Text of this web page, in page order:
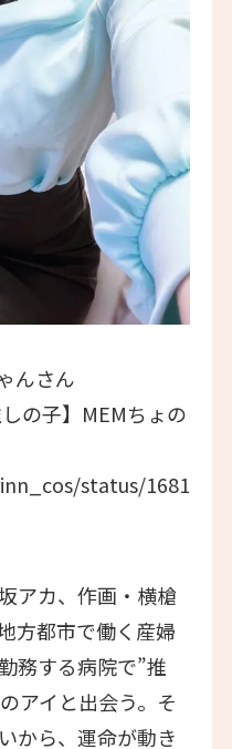
んさん
の子】MEMちょの
status/1681
アカ、作画・横槍
方都市で働く産婦
務する病院で”推
アイと出会う。そ
から、運命が動き